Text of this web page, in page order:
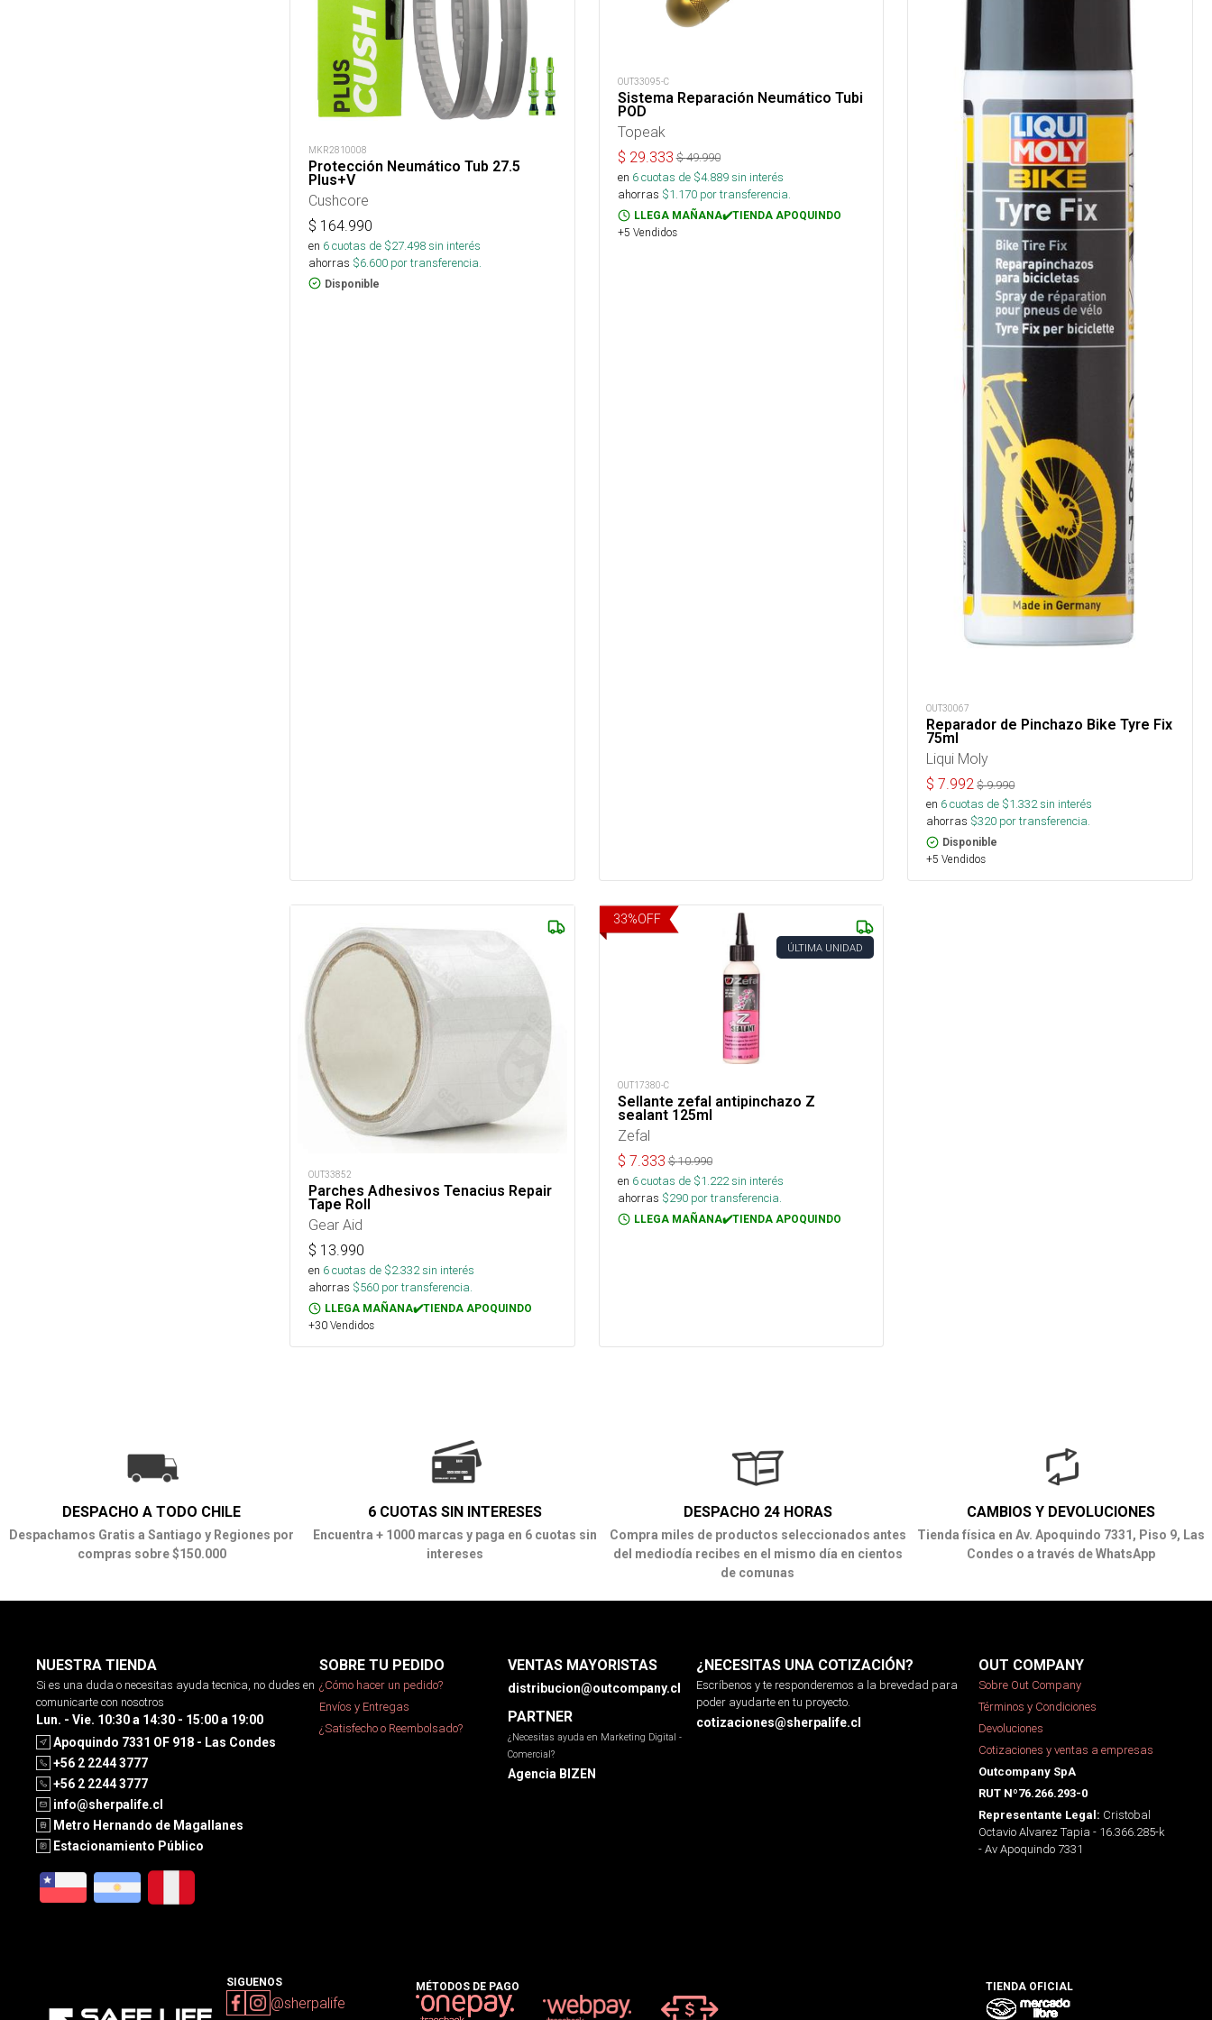
MKR2810008
Protección Neumático Tub 27.5
Plus+V
Cushcore
$ 164.990
en 6cuotas de $27.498sin interés
ahorras $6.600 por transferencia.
Disponible
OUT33095-C
Sistema Reparación Neumático Tubi
POD
Topeak
$ 29.333 $49.990
en 6cuotas de $4.889sin interés
ahorras $1.170por transferencia.
LLEGA MAÑANA✔️TIENDA APOQUINDO
+5 Vendidos
OUT30067
Reparador de Pinchazo Bike Tyre Fix
75ml
Liqui Moly
$7.992 $9.990
en 6cuotas de $1.332sin interés
ahorras $320 por transferencia.
Disponible
+5 Vendidos
OUT33852
Parches Adhesivos Tenacius Repair
Tape Roll
Gear Aid
$ 13.990
en 6cuotas de $2.332sin interés
ahorras $560 por transferencia.
LLEGA MAÑANA✔️TIENDA APOQUINDO
+30 Vendidos
33%OFF
ÚLTIMA UNIDAD
OUT17380-C
Sellante zefal antipinchazo Z
sealant 125ml
Zefal
$ 7.333 $10.990
en 6cuotas de $1.222sin interés
ahorras $290por transferencia.
LLEGA MAÑANA✔️TIENDA APOQUINDO
DESPACHO A TODO CHILE
Despachamos Gratis a Santiago y Regiones por
compras sobre $150.000
6 CUOTAS SIN INTERESES
Encuentra + 1000 marcas y paga en 6 cuotas sin
intereses
DESPACHO 24 HORAS
Compra miles de productos seleccionados antes
del mediodía recibes en el mismo día en cientos
de comunas
CAMBIOS Y DEVOLUCIONES
Tienda física en Av. Apoquindo 7331, Piso 9, Las
Condes o a través de WhatsApp
NUESTRA TIENDA
Si es una duda o necesitas ayuda tecnica, no dudes en
comunicarte con nosotros
Lun. - Vie. 10:30 a 14:30 - 15:00 a 19:00
Apoquindo 7331 OF 918 - Las Condes
+56 2 2244 3777
+56 2 2244 3777
info@sherpalife.cl
Metro Hernando de Magallanes
Estacionamiento Público
SOBRE TU PEDIDO
¿Cómo hacer un pedido?
Envíos y Entregas
¿Satisfecho o Reembolsado?
VENTAS MAYORISTAS
distribucion@outcompany.cl
PARTNER
¿Necesitas ayuda en Marketing Digital -
Comercial?
Agencia BIZEN
¿NECESITAS UNA COTIZACIÓN?
Escríbenos y te responderemos a la brevedad para
poder ayudarte en tu proyecto.
cotizaciones@sherpalife.cl
OUT COMPANY
Sobre Out Company
Términos y Condiciones
Devoluciones
Cotizaciones y ventas a empresas
Outcompany SpA
RUT Nº76.266.293-0
Representante Legal: Cristobal
Octavio Alvarez Tapia - 16.366.285-k
- Av Apoquindo 7331
SIGUENOS
@sherpalife
MÉTODOS DE PAGO TIENDA OFICIAL